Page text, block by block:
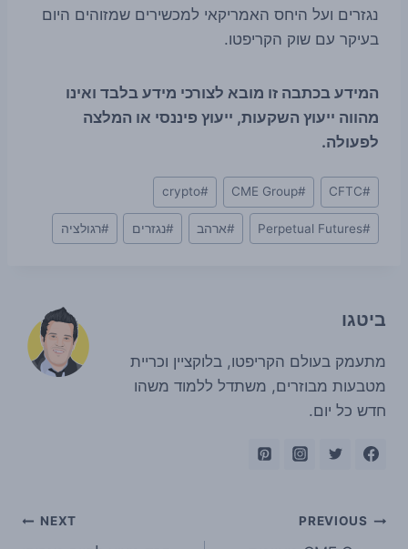
נגזרים ועל היחס האמריקאי למכשירים שמזוהים היום
בעיקר עם שוק הקריפטו.
המידע בכתבה זו מובא לצורכי מידע בלבד ואינו
מהווה ייעוץ השקעות, ייעוץ פיננסי או המלצה
לפעולה.
Post
Tags:
#
CFTC
#
CME Group
#
crypto
#
Perpetual Futures
#ארהב #נגזרים #רגולציה
ביטגו
מתעמק בעולם הקריפטו, בלוקציין וכריית
מטבעות מבוזרים, משתדל ללמוד משהו
חדש כל יום.
ניווט
PREVIOUS
NEXT